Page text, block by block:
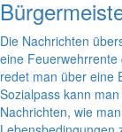
Die Nachrichten
eine
redet man über eine
Sozialpass kann
Nachrichten, wie